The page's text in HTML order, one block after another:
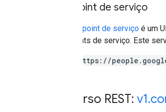
Endpoint de serviço
endpoint de serviço é um
endpoints de serviço. Este
https://
Recurso REST: v1.